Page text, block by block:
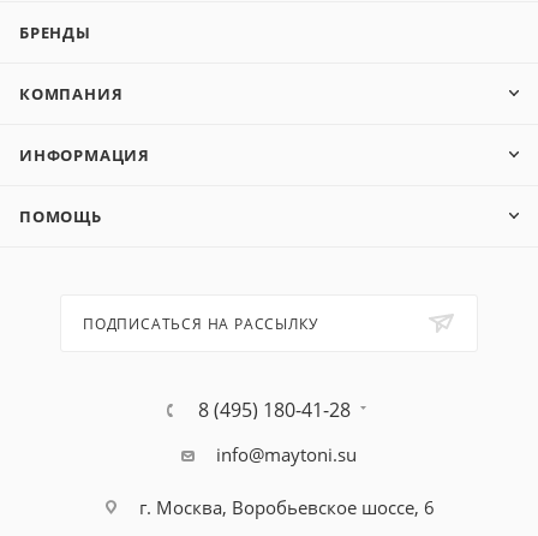
БРЕНДЫ
КОМПАНИЯ
ИНФОРМАЦИЯ
ПОМОЩЬ
ПОДПИСАТЬСЯ НА РАССЫЛКУ
8 (495) 180-41-28
info@maytoni.su
г. Москва, Воробьевское шоссе, 6